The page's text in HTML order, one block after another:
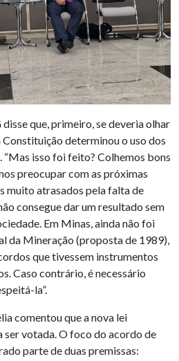
que, primeiro, se deveria olhar
Constituição determinou o uso dos
“Mas isso foi feito? Colhemos bons
preocupar com as próximas
muito atrasados pela falta de
consegue dar um resultado sem
Em Minas, ainda não foi
da Mineração (proposta de 1989),
que tivessem instrumentos
Caso contrário, é necessário
la”.
comentou que a nova lei
ser votada. O foco do acordo de
parte de duas premissas: